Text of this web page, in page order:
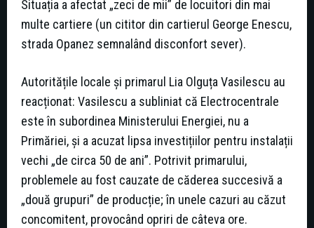
Situația a afectat „zeci de mii” de locuitori din mai
multe cartiere (un cititor din cartierul George Enescu,
strada Opanez semnalând disconfort sever).
Autoritățile locale și primarul Lia Olguța Vasilescu au
reacționat: Vasilescu a subliniat că Electrocentrale
este în subordinea Ministerului Energiei, nu a
Primăriei, şi a acuzat lipsa investițiilor pentru instalații
vechi „de circa 50 de ani”. Potrivit primarului,
problemele au fost cauzate de căderea succesivă a
„două grupuri” de producție; în unele cazuri au căzut
concomitent, provocând opriri de câteva ore.